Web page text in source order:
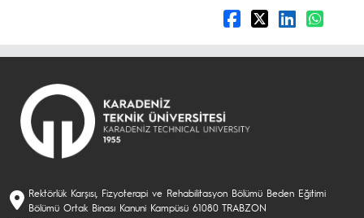
Rektörlük Karşısı, Fizyoterapi ve Rehabilitasyon Bölümü Beden Eğitimi
Bölümü Ortak Binası Kanuni Kampüsü 61080 TRABZON